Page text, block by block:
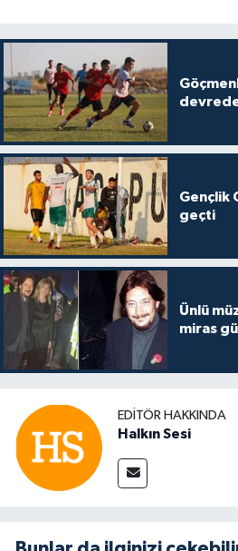
Gençlik
geçti
Ünlü
miras
EDITÖR HAKKINDA
Halkın Sesi